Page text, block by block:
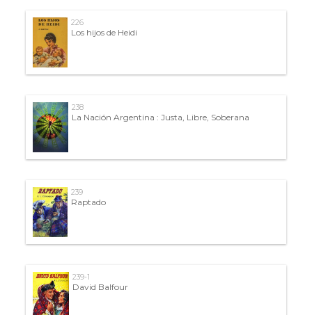
226
Los hijos de Heidi
238
La Nación Argentina : Justa, Libre, Soberana
239
Raptado
239-1
David Balfour